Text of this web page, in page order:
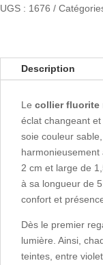
UGS : 1676
Description
Le collier fluorite
éclat changeant
soie couleur
2 cm et large de
à sa longueur de
confort et
Dès le premier
lumière. Ainsi,
teintes, entre